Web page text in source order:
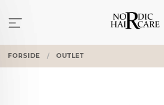
innholdet
FORSIDE OUTLET